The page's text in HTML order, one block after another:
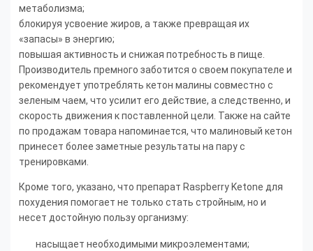
метаболизма;
блокируя усвоение жиров, а также превращая их
«запасы» в энергию;
повышая активность и снижая потребность в пище.
Производитель премного заботится о своем покупателе и
рекомендует употреблять кетон малины совместно с
зеленым чаем, что усилит его действие, а следственно, и
скорость движения к поставленной цели. Также на сайте
по продажам товара напоминается, что малиновый кетон
принесет более заметные результаты на пару с
тренировками.
Кроме того, указано, что препарат Raspberry Ketone для
похудения помогает не только стать стройным, но и
несет достойную пользу организму:
насыщает необходимыми микроэлементами;